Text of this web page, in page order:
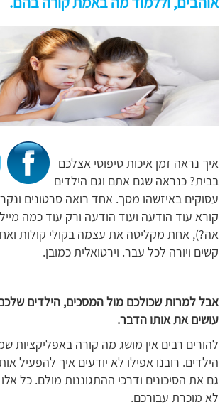
איך נראה זמן איכות טיפוסי אצלכם
בבית? כנראה שגם אתם וגם הילדים
עסוקים באיזשהו מסך. אחד רואה סרטונים
קורא עוד הודעה ועוד הודעה ורק עוד כמה
אה?), אחת מקליטה את עצמה בקולי קולות
קשים ויורה לכל עבר. וירטואלית כמובן.
אבל למרות שכולכם מול המסכים, הילדים
עושים את אותו הדבר.
להורים רבים אין מושג מה קורה באפליקציות
הילדים. רובנו אפילו לא יודעים איך להפעיל
גם את הסיכונים ודרכי ההתגוננות מולם. כל
לא מוכרת עבורכם.